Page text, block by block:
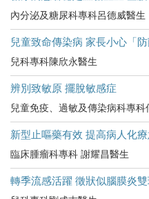
內分泌及糖尿科專科呂德威醫生
兒童致命傳染病 家長小心「防
兒科專科陳欣永醫生
辨別致敏原 擺脫敏感症
兒童免疫、過敏及傳染病科專科
新型止嘔藥有效 提高病人化
臨床腫瘤科專科 謝耀昌醫生
轉季流感活躍 徵狀似腦膜炎